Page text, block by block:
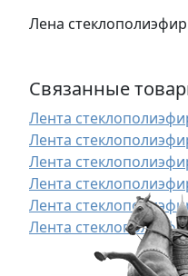
Лена
Связанные
Лента
Лента
Лента
Лента
Лента
Лента